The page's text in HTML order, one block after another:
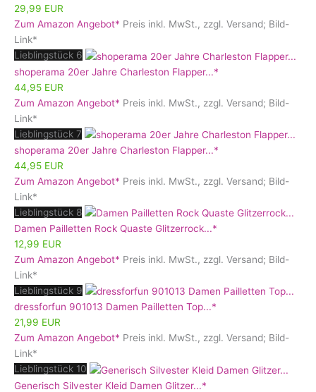
29,99 EUR
Zum Amazon Angebot* Preis inkl. MwSt., zzgl. Versand; Bild-
Link*
Lieblingstück 6
shoperama 20er Jahre Charleston Flapper...*
44,95 EUR
Zum Amazon Angebot* Preis inkl. MwSt., zzgl. Versand; Bild-
Link*
Lieblingstück 7
shoperama 20er Jahre Charleston Flapper...*
44,95 EUR
Zum Amazon Angebot* Preis inkl. MwSt., zzgl. Versand; Bild-
Link*
Lieblingstück 8
Damen Pailletten Rock Quaste Glitzerrock...*
12,99 EUR
Zum Amazon Angebot* Preis inkl. MwSt., zzgl. Versand; Bild-
Link*
Lieblingstück 9
dressforfun 901013 Damen Pailletten Top...*
21,99 EUR
Zum Amazon Angebot* Preis inkl. MwSt., zzgl. Versand; Bild-
Link*
Lieblingstück 10
Generisch Silvester Kleid Damen Glitzer...*